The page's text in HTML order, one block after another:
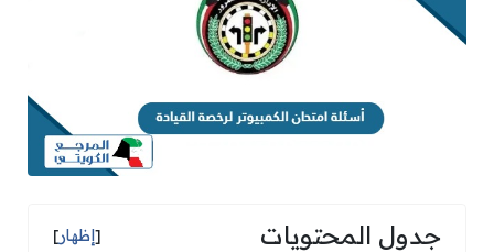
جدول المحتويات [إظهار]